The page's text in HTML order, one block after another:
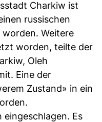
Charkiw ist
russischen
Weitere
worden, teilte der
Oleh
Eine der
Zustand» in ein
eingeschlagen. Es